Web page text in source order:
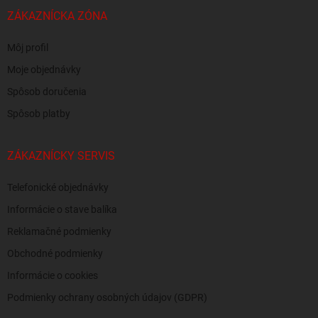
ZÁKAZNÍCKA ZÓNA
Môj profil
Moje objednávky
Spôsob doručenia
Spôsob platby
ZÁKAZNÍCKY SERVIS
Telefonické objednávky
Informácie o stave balíka
Reklamačné podmienky
Obchodné podmienky
Informácie o cookies
Podmienky ochrany osobných údajov (GDPR)